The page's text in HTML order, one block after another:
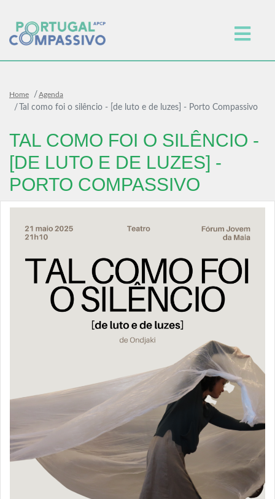
Home Agenda
Tal como foi o silêncio - [de luto e de luzes] - Porto Compassivo
TAL COMO FOI O SILÊNCIO -
[DE LUTO E DE LUZES] -
PORTO COMPASSIVO